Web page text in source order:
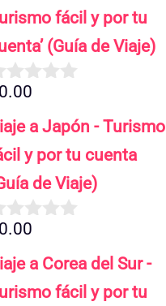
fácil y por tu
(Guía de Viaje)
0.00
a Japón - Turismo
y por tu cuenta
de Viaje)
0.00
a Corea del Sur -
fácil y por tu